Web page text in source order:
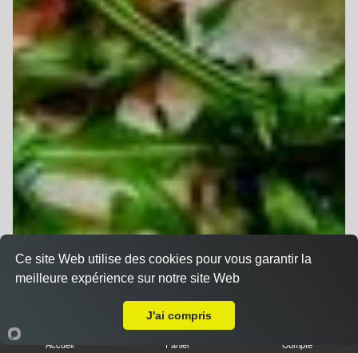
Accueil Panier Compte
Ce site Web utilise des cookies pour vous garantir la
meilleure expérience sur notre site Web
J'ai compris